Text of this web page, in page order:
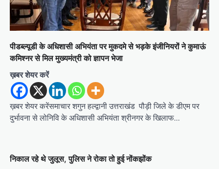
पीडब्ल्यूडी के अधिशासी अभियंता पर मुकदमे से भड़के इंजीनियरों ने कुमाऊं
कमिश्नर से मिल मुख्यमंत्री को ज्ञापन भेजा
ख़बर शेयर करें
ख़बर शेयर करेंसमाचार शगुन हल्द्वानी उत्तराखंड पौड़ी जिले के डीएम पर
दुर्भावना से लोनिवि के अधिशासी अभियंता श्रीनगर के खिलाफ…
निकाल रहे थे जुलूस, पुलिस ने रोका तो हुई नोंकझोंक